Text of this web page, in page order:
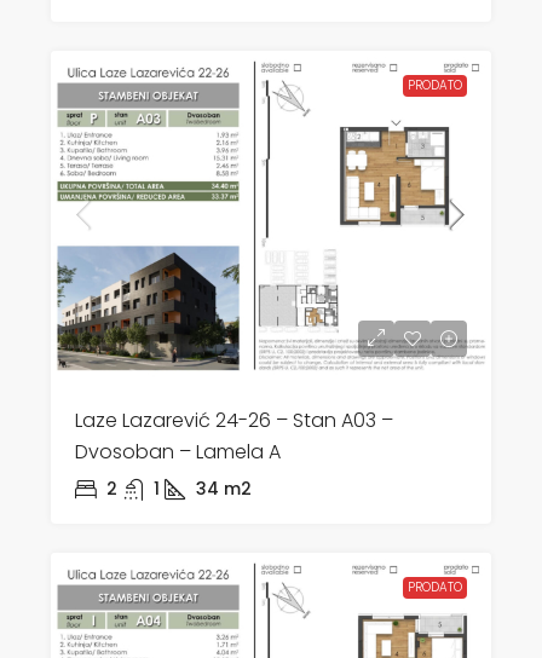
PRODATO
Laze Lazarević 24-26 – Stan A03 –
Dvosoban – Lamela A
2 1 34 m2
PRODATO